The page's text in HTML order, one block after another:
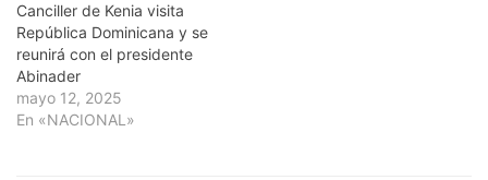
Canciller de Kenia visita
República Dominicana y se
reunirá con el presidente
Abinader
mayo 12, 2025
En «NACIONAL»